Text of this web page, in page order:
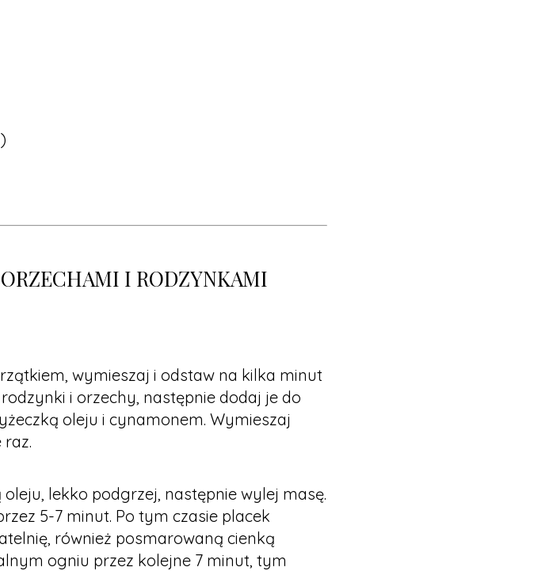
I RODZYNKAMI
wymieszaj i odstaw na kilka minut
i orzechy, następnie dodaj je do
oleju i cynamonem. Wymieszaj
raz.
lekko podgrzej, następnie wylej masę.
5-7 minut. Po tym czasie placek
również posmarowaną cienką
ogniu przez kolejne 7 minut, tym